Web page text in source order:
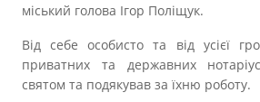
міський голова Ігор Поліщук.
Від себе особисто та від усієї
приватних та державних
святом та подякував за їхню роботу.